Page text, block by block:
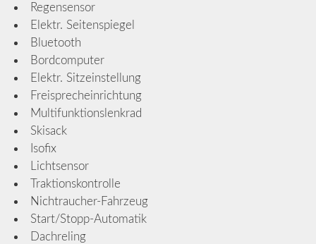
Regensensor
Elektr. Seitenspiegel
Bluetooth
Bordcomputer
Elektr. Sitzeinstellung
Freisprecheinrichtung
Multifunktionslenkrad
Skisack
Isofix
Lichtsensor
Traktionskontrolle
Nichtraucher-Fahrzeug
Start/Stopp-Automatik
Dachreling